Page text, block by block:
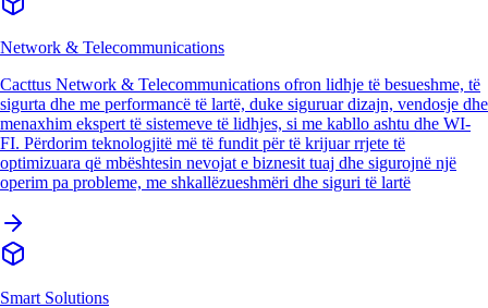
Network & Telecommunications
Cacttus Network & Telecommunications ofron lidhje të besueshme, të
sigurta dhe me performancë të lartë, duke siguruar dizajn, vendosje dhe
menaxhim ekspert të sistemeve të lidhjes, si me kabllo ashtu dhe WI-
FI. Përdorim teknologjitë më të fundit për të krijuar rrjete të
optimizuara që mbështesin nevojat e biznesit tuaj dhe sigurojnë një
operim pa probleme, me shkallëzueshmëri dhe siguri të lartë
Smart Solutions